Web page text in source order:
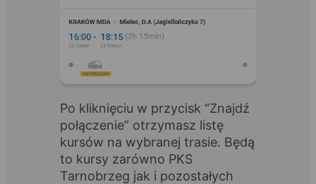
Po kliknięciu w przycisk “Znajdź
połączenie” otrzymasz listę
kursów na wybranej trasie. Będą
to kursy zarówno PKS
Tarnobrzeg jak i pozostałych